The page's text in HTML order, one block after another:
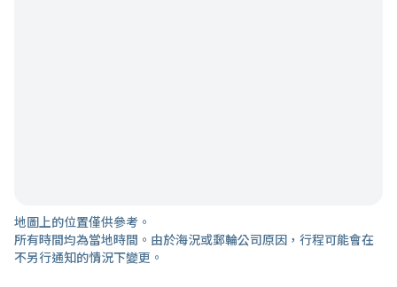
地圖上的位置僅供參考。
所有時間均為當地時間。由於海況或郵輪公司原因，行程可能會在
不另行通知的情況下變更。